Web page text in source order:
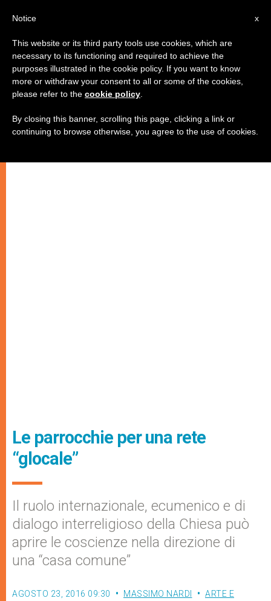
ARTE E CULTURA
Le parrocchie per una rete
“glocale”
Il ruolo internazionale, ecumenico e di
dialogo interreligioso della Chiesa può
aprire le coscienze nella direzione di
una “casa comune”
AGOSTO 23, 2016 09:30 MASSIMO NARDI
ARTE E
x
Notice
This website or its third party tools use cookies, which are
necessary to its functioning and required to achieve the
purposes illustrated in the cookie policy. If you want to know
more or withdraw your consent to all or some of the cookies,
please refer to the cookie policy
By closing this banner, scrolling this page, clicking a link or
continuing to browse otherwise, you agree to the use of cookies.